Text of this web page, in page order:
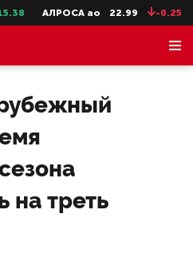
АЛРОСА ао 22.99 -0.25
на треть